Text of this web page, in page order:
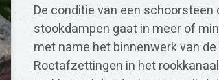
De conditie van een
stookdampen gaat in meer of
met name het binnenwerk van
Roetafzettingen in het